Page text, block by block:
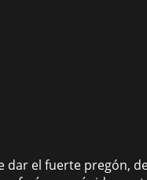
el fuerte pregón,